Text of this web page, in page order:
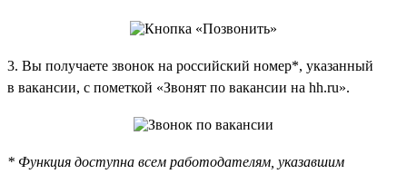
3. Вы получаете звонок на российский номер*, указанный
в вакансии, с пометкой «Звонят по вакансии на hh.ru».
* Функция доступна всем работодателям, указавшим